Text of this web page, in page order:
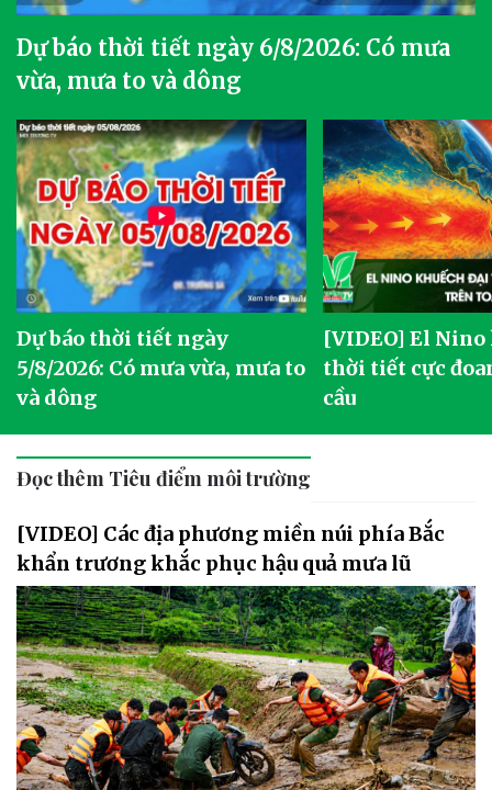
Dự báo thời tiết ngày 6/8/2026: Có mưa
vừa, mưa to và dông
Dự báo thời tiết ngày
5/8/2026: Có mưa vừa, mưa to
và dông
[VIDEO] El
thời tiết cực
cầu
Đọc thêm Tiêu điểm môi trường
[VIDEO] Các địa phương miền núi phía Bắc
khẩn trương khắc phục hậu quả mưa lũ